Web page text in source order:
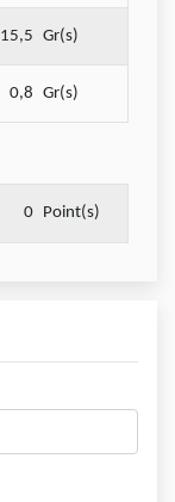
15,5 Gr(s)
0,8 Gr(s)
0 Point(s)